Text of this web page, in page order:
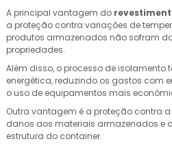
A principal vantagem do
a proteção contra variações de
produtos armazenados não sofram
propriedades.
Além disso, o processo de
energética, reduzindo os gastos com
o uso de equipamentos mais
Outra vantagem é a proteção contra
danos aos materiais armazenados e
estrutura do container.